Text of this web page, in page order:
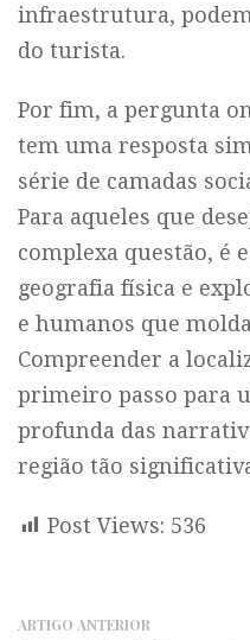
infraestrutura,
do turista.
Por fim, a pergunta
tem uma resposta
série de camadas
Para aqueles que
complexa questão, é
geografia física e
e humanos que
Compreender a
primeiro passo para
profunda das
região tão
Post Views: 536
ARTIGO ANTERIOR